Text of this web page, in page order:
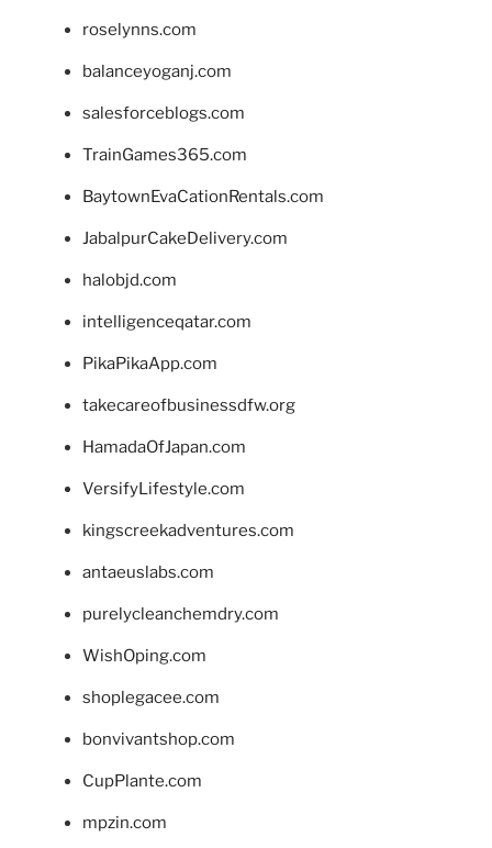
roselynns.com
balanceyoganj.com
salesforceblogs.com
TrainGames365.com
BaytownEvaCationRentals.com
JabalpurCakeDelivery.com
halobjd.com
intelligenceqatar.com
PikaPikaApp.com
takecareofbusinessdfw.org
HamadaOfJapan.com
VersifyLifestyle.com
kingscreekadventures.com
antaeuslabs.com
purelycleanchemdry.com
WishOping.com
shoplegacee.com
bonvivantshop.com
CupPlante.com
mpzin.com